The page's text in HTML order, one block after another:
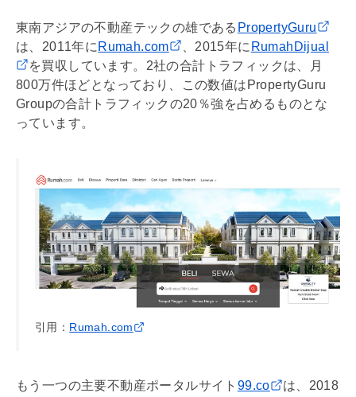
東南アジアの不動産テックの雄である PropertyGuru
は、2011年に Rumah.com 、2015年に RumahDijual
を買収しています。2社の合計トラフィックは、月
800万件ほどとなっており、この数値はPropertyGuru
Groupの合計トラフィックの20％強を占めるものとな
っています。
引用： Rumah.com
もう一つの主要不動産ポータルサイト 99.co
は、2018